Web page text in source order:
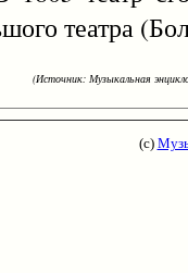
театра
(Источник: Музыкальная
(с)